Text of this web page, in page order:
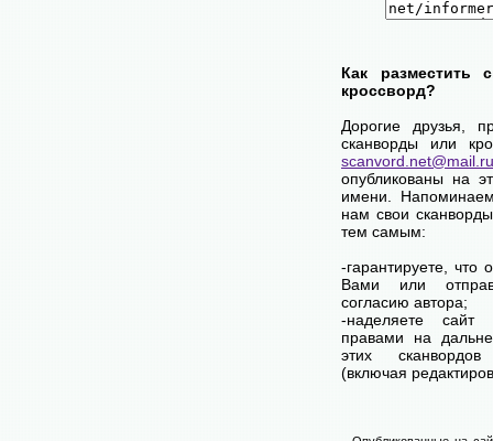
Как разместить
кроссворд?
Дорогие друзья,
сканворды или
scanvord.net@mail.ru
опубликованы на
имени.
нам свои
тем самым:
-гарантируете, что
Вами или
согласию автора;
-наделяете сайт
правами на
этих
(включая